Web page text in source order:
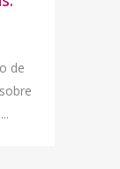
de